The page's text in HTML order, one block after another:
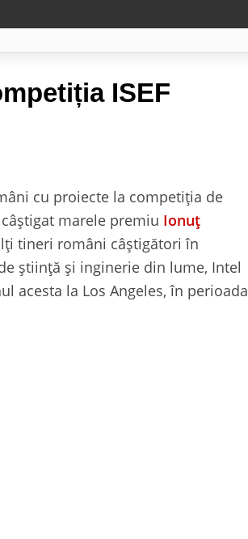
ISEF
cu proiecte la competiția de
marele premiu Ionuț
tineri români câștigători în
știință și inginerie din lume, Intel
acesta la Los Angeles, în perioada